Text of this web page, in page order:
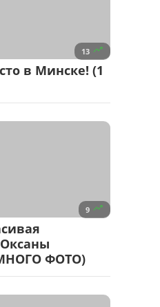
13 
в Минске! (1
9 
ФОТО)